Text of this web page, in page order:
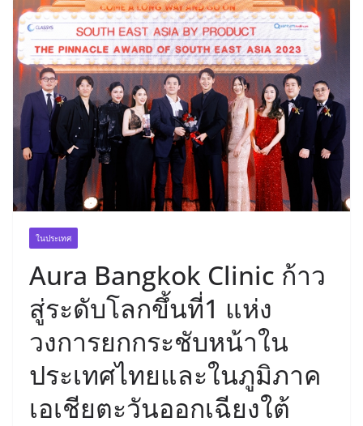
ในประเทศ
Aura Bangkok Clinic ก้าว
สู่ระดับโลกขึ้นที่1 แห่ง
วงการยกกระชับหน้าใน
ประเทศไทยและในภูมิภาค
เอเชียตะวันออกเฉียงใต้